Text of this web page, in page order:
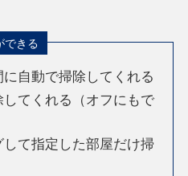
できる
自動で掃除してくれる
てくれる（オフにもで
て指定した部屋だけ掃